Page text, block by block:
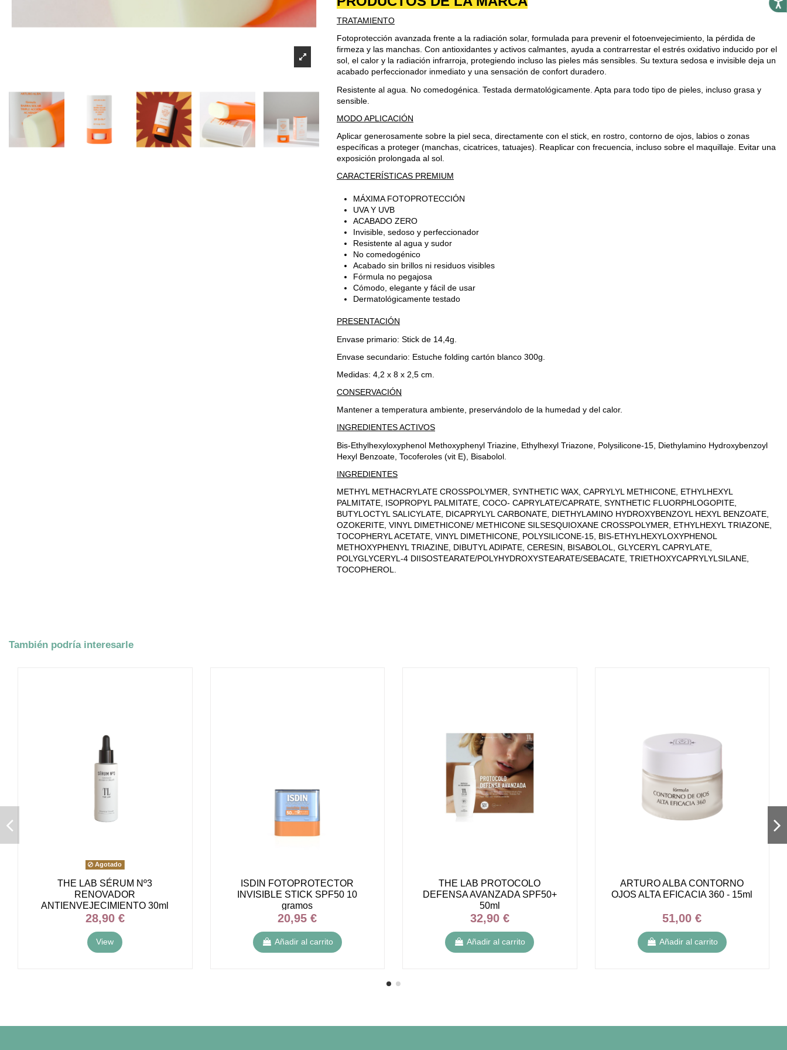
TRATAMIENTO
Fotoprotección avanzada frente a la radiación solar, formulada para prevenir el fotoenvejecimiento, la pérdida de
firmeza y las manchas. Con antioxidantes y activos calmantes, ayuda a contrarrestar el estrés oxidativo inducido por el
sol, el calor y la radiación infrarroja, protegiendo incluso las pieles más sensibles. Su textura sedosa e invisible deja un
acabado perfeccionador inmediato y una sensación de confort duradero.
Resistente al agua. No comedogénica. Testada dermatológicamente. Apta para todo tipo de pieles, incluso grasa y
sensible.
MODO APLICACIÓN
Aplicar generosamente sobre la piel seca, directamente con el stick, en rostro, contorno de ojos, labios o zonas
específicas a proteger (manchas, cicatrices, tatuajes). Reaplicar con frecuencia, incluso sobre el maquillaje. Evitar una
exposición prolongada al sol.
CARACTERÍSTICAS PREMIUM
MÁXIMA FOTOPROTECCIÓN
UVA Y UVB
ACABADO ZERO
Invisible, sedoso y perfeccionador
Resistente al agua y sudor
No comedogénico
Acabado sin brillos ni residuos visibles
Fórmula no pegajosa
Cómodo, elegante y fácil de usar
Dermatológicamente testado
PRESENTACIÓN
Envase primario: Stick de 14,4g.
Envase secundario: Estuche folding cartón blanco 300g.
Medidas: 4,2 x 8 x 2,5 cm.
CONSERVACIÓN
Mantener a temperatura ambiente, preservándolo de la humedad y del calor.
INGREDIENTES ACTIVOS
Bis-Ethylhexyloxyphenol Methoxyphenyl Triazine, Ethylhexyl Triazone, Polysilicone-15, Diethylamino Hydroxybenzoyl
Hexyl Benzoate, Tocoferoles (vit E), Bisabolol.
INGREDIENTES
METHYL METHACRYLATE CROSSPOLYMER, SYNTHETIC WAX, CAPRYLYL METHICONE, ETHYLHEXYL
PALMITATE, ISOPROPYL PALMITATE, COCO- CAPRYLATE/CAPRATE, SYNTHETIC FLUORPHLOGOPITE,
BUTYLOCTYL SALICYLATE, DICAPRYLYL CARBONATE, DIETHYLAMINO HYDROXYBENZOYL HEXYL BENZOATE,
OZOKERITE, VINYL DIMETHICONE/ METHICONE SILSESQUIOXANE CROSSPOLYMER, ETHYLHEXYL TRIAZONE,
TOCOPHERYL ACETATE, VINYL DIMETHICONE, POLYSILICONE-15, BIS-ETHYLHEXYLOXYPHENOL
METHOXYPHENYL TRIAZINE, DIBUTYL ADIPATE, CERESIN, BISABOLOL, GLYCERYL CAPRYLATE,
POLYGLYCERYL-4 DIISOSTEARATE/POLYHYDROXYSTEARATE/SEBACATE, TRIETHOXYCAPRYLYLSILANE,
TOCOPHEROL.
También podría interesarle
Agotado
THE LAB SÉRUM Nº3
RENOVADOR
ANTIENVEJECIMIENTO 30ml
28,90 €
View
ISDIN FOTOPROTECTOR
INVISIBLE STICK SPF50 10
gramos
20,95 €
Añadir al carrito
THE LAB PROTOCOLO
DEFENSA AVANZADA SPF50+
50ml
32,90 €
Añadir al carrito
ARTURO ALBA CONTORNO
OJOS ALTA EFICACIA 360 - 15ml
51,00 €
Añadir al carrito